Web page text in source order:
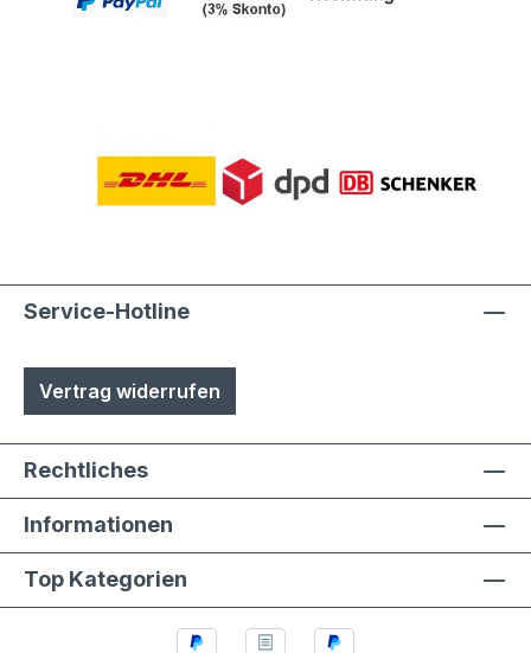
Service-Hotline
Vertrag widerrufen
Rechtliches
Informationen
Top Kategorien